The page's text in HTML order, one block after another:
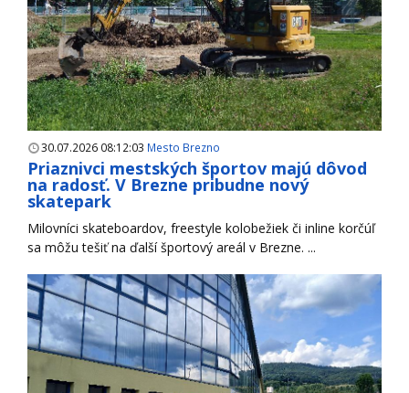
30.07.2026 08:12:03 Mesto Brezno
Priaznivci mestských športov majú dôvod
na radosť. V Brezne pribudne nový
skatepark
Milovníci skateboardov, freestyle kolobežiek či inline korčúľ
sa môžu tešiť na ďalší športový areál v Brezne. ...